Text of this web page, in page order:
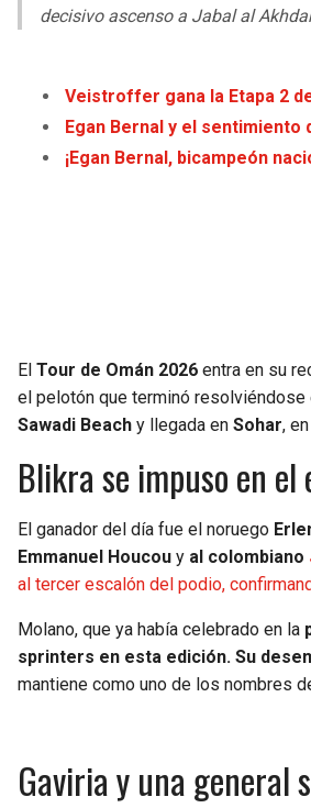
decisivo ascenso a Jabal al
Veistroffer gana la Etapa 2
Egan Bernal y el
¡Egan Bernal, bicampeón
El Tour de Omán 2026 entra en su
el pelotón que terminó
Sawadi Beach y llegada en Sohar,
Blikra se impuso en
El ganador del día fue el noruego
Emmanuel Houcou y al colombiano
al tercer escalón del podio,
Molano, que ya había celebrado en la
sprinters en esta edición. Su
mantiene como uno de los nombres
Gaviria y una general